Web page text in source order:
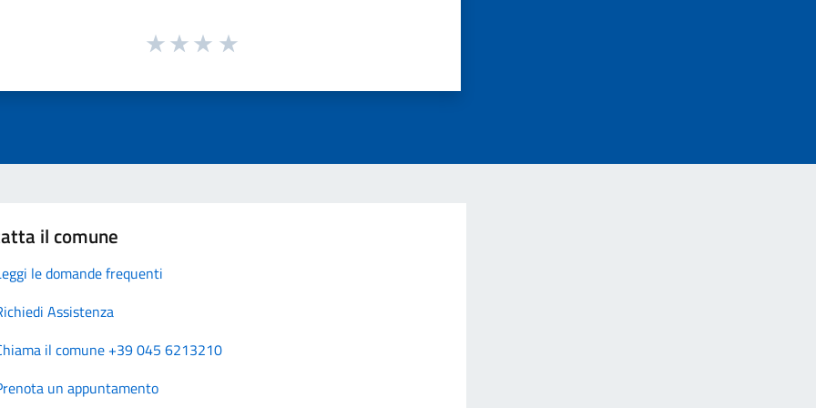
il comune
le domande frequenti
Assistenza
il comune +39 045 6213210
un appuntamento